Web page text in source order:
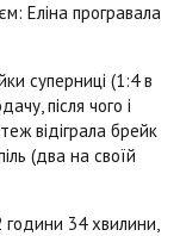
Еліна програвала
суперниці (1:4 в
після чого і
відіграла брейк
(два на своїй
години 34 хвилини,